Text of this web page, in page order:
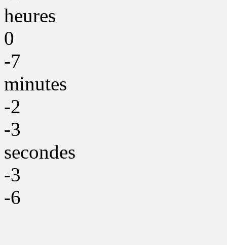
heures
0
-7
minutes
-2
-3
secondes
-3
-6